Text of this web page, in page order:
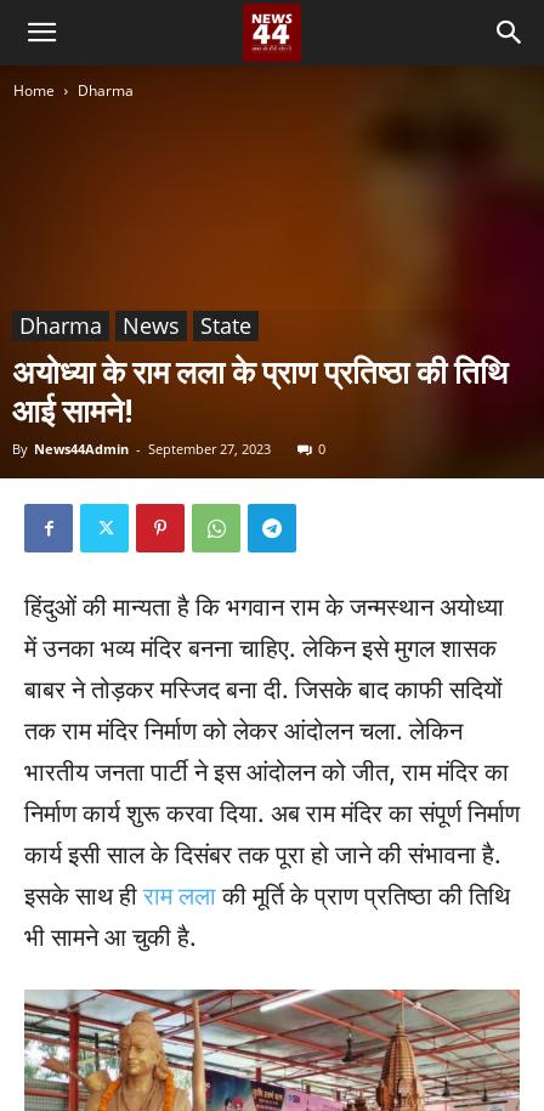
Home Dharma
Dharma News State
अयोध्या के राम लला के प्राण प्रतिष्ठा की तिथि
आई सामने!
By News44Admin - September 27, 2023 0
हिंदुओं की मान्यता है कि भगवान राम के जन्मस्थान अयोध्या
में उनका भव्य मंदिर बनना चाहिए. लेकिन इसे मुगल शासक
बाबर ने तोड़कर मस्जिद बना दी. जिसके बाद काफी सदियों
तक राम मंदिर निर्माण को लेकर आंदोलन चला. लेकिन
भारतीय जनता पार्टी ने इस आंदोलन को जीत, राम मंदिर का
निर्माण कार्य शुरू करवा दिया. अब राम मंदिर का संपूर्ण निर्माण
कार्य इसी साल के दिसंबर तक पूरा हो जाने की संभावना है.
इसके साथ ही राम ललाकी मूर्ति के प्राण प्रतिष्ठा की तिथि
भी सामने आ चुकी है.